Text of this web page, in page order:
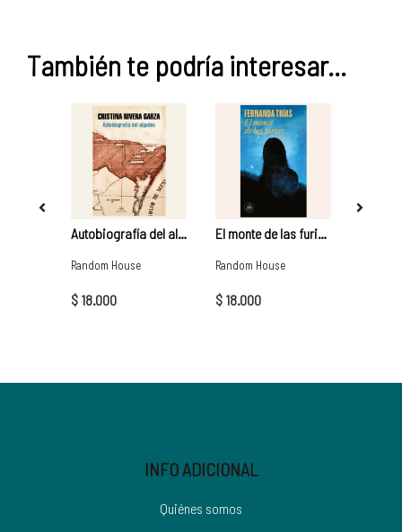
También te podría interesar...
Autobiografía del algodón | Cristina Rivera Garza
Random House
$ 18.000
El monte de las furias | Fernanda Trías
Random House
$ 18.000
INFO ADICIONAL
Quiénes somos